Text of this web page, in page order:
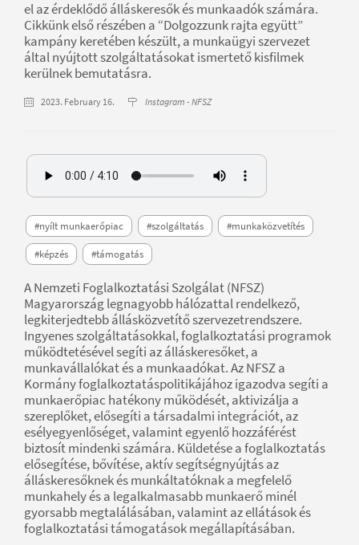
el az érdeklődő álláskeresők és munkaadók számára.
Cikkünk első részében a “Dolgozzunk rajta együtt”
kampány keretében készült, a munkaügyi szervezet
által nyújtott szolgáltatásokat ismertető kisfilmek
kerülnek bemutatásra.
2023. February 16. Instagram - NFSZ
#nyílt munkaerőpiac #szolgáltatás #munkaközvetítés
#képzés #támogatás
A Nemzeti Foglalkoztatási Szolgálat (NFSZ)
Magyarország legnagyobb hálózattal rendelkező,
legkiterjedtebb állásközvetítő szervezetrendszere.
Ingyenes szolgáltatásokkal, foglalkoztatási programok
működtetésével segíti az álláskeresőket, a
munkavállalókat és a munkaadókat. Az NFSZ a
Kormány foglalkoztatáspolitikájához igazodva segíti a
munkaerőpiac hatékony működését, aktivizálja a
szereplőket, elősegíti a társadalmi integrációt, az
esélyegyenlőséget, valamint egyenlő hozzáférést
biztosít mindenki számára. Küldetése a foglalkoztatás
elősegítése, bővítése, aktív segítségnyújtás az
álláskeresőknek és munkáltatóknak a megfelelő
munkahely és a legalkalmasabb munkaerő minél
gyorsabb megtalálásában, valamint az ellátások és
foglalkoztatási támogatások megállapításában.